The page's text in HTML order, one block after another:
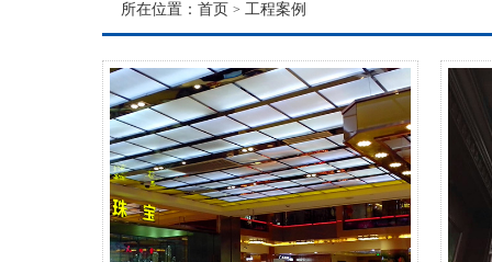
所在位置： 首页 > 工程案例